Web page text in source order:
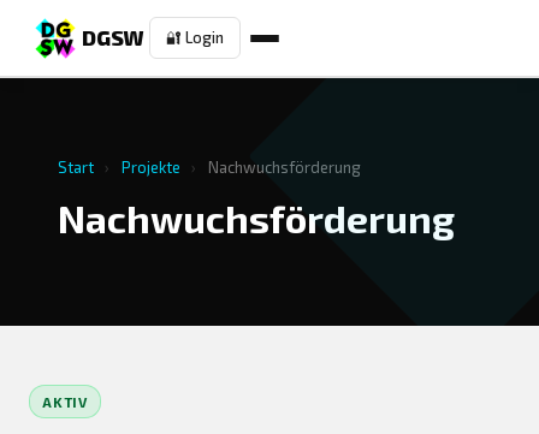
DGSW 🔐 Login
Start › Projekte › Nachwuchsförderung
Nachwuchsförderung
AKTIV